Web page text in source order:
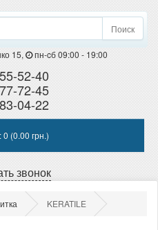
Поиск
15, пн-cб 09:00 - 19:00
52-40
72-45
04-22
0 (0.00 грн.)
звонок
KERATILE